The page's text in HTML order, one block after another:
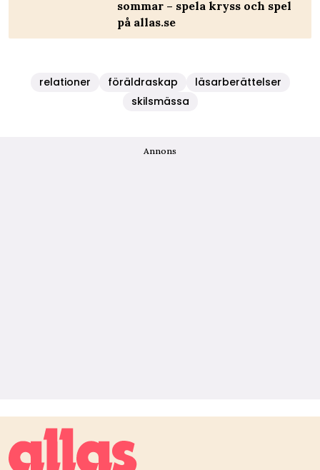
sommar – spela kryss och spel
på allas.se
relationer föräldraskap
läsarberättelser
skilsmässa
Annons